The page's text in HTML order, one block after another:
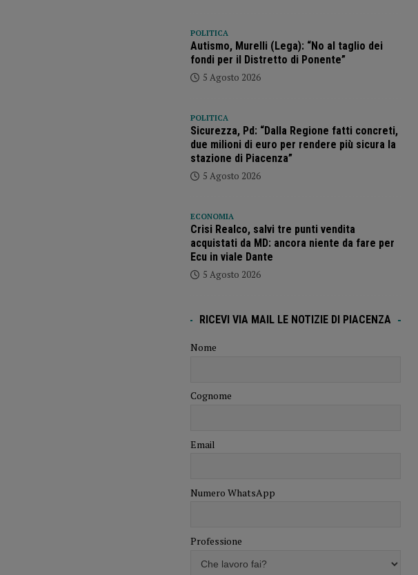
POLITICA
Autismo, Murelli (Lega): “No al taglio dei
fondi per il Distretto di Ponente”
5 Agosto 2026
POLITICA
Sicurezza, Pd: “Dalla Regione fatti concreti,
due milioni di euro per rendere più sicura la
stazione di Piacenza”
5 Agosto 2026
ECONOMIA
Crisi Realco, salvi tre punti vendita
acquistati da MD: ancora niente da fare per
Ecu in viale Dante
5 Agosto 2026
RICEVI VIA MAIL LE NOTIZIE DI PIACENZA
Nome
Cognome
Email
Numero WhatsApp
Professione